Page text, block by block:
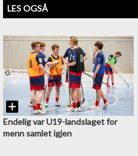
LES OGSÅ
Endelig var U19-landslaget for
menn samlet igjen